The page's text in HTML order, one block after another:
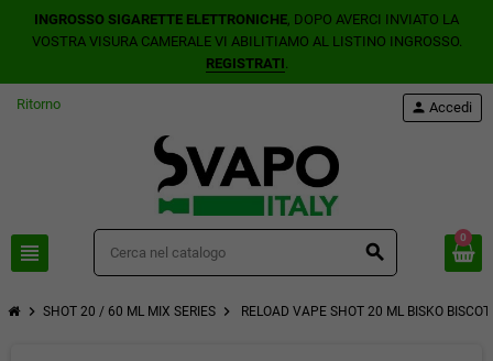
INGROSSO SIGARETTE ELETTRONICHE, DOPO AVERCI INVIATO LA
VOSTRA VISURA CAMERALE VI ABILITIAMO AL LISTINO INGROSSO.
REGISTRATI.
Ritorno
view_headline search
person Accedi
0
chevron_right SHOT 20 / 60 ML MIX SERIES chevron_right RELOAD VAPE SHOT 20 ML BISKO